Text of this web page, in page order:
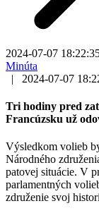
2024-07-07
Minúta
|
2024-07-07
Tri hodiny pred
Francúzsku už
Výsledkom volieb
Národného
patovej situácie. V
parlamentných
združenie svoj